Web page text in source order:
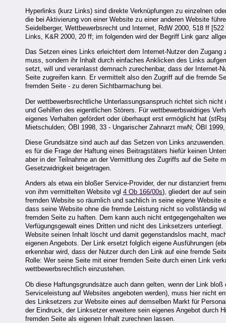
Hyperlinks (kurz Links) sind direkte Verknüpfungen zu einzelnen
die bei Aktivierung von einer Website zu einer anderen Website
Seidelberger, Wettbewerbsrecht und Internet, RdW 2000, 518 ff
Links, K&R 2000, 20 ff; im folgenden wird der Begriff Link ganz
Das Setzen eines Links erleichtert dem Internet-Nutzer den
muss, sondern ihr Inhalt durch einfaches Anklicken des Links
setzt, will und veranlasst demnach zurechenbar, dass der Internet-
Seite zugreifen kann. Er vermittelt also den Zugriff auf die fremde
fremden Seite - zu deren Sichtbarmachung bei.
Der wettbewerbsrechtliche Unterlassungsanspruch richtet sich
und Gehilfen des eigentlichen Störers. Für wettbewerbswidriges
eigenes Verhalten gefördert oder überhaupt erst ermöglicht hat
Mietschulden; ÖBl 1998, 33 - Ungarischer Zahnarzt mwN; ÖBl
Diese Grundsätze sind auch auf das Setzen von Links
es für die Frage der Haftung eines Beitragstäters hiefür keinen
aber in der Teilnahme an der Vermittlung des Zugriffs auf die Seite
Gesetzwidrigkeit beigetragen.
Anders als etwa ein bloßer Service-Provider, der nur distanziert
von ihm vermittelten Website vgl 4 Ob 166/00s), gliedert der auf
fremden Website so räumlich und sachlich in seine eigene
dass seine Website ohne die fremde Leistung nicht so vollständig
fremden Seite zu haften. Dem kann auch nicht entgegengehalten
Verfügungsgewalt eines Dritten und nicht des Linksetzers
Website seinen Inhalt löscht und damit gegenstandslos macht,
eigenen Angebots. Der Link ersetzt folglich eigene Ausführungen
erkennbar wird, dass der Nutzer durch den Link auf eine fremde
Rolle: Wer seine Seite mit einer fremden Seite durch einen Link
wettbewerbsrechtlich einzustehen.
Ob diese Haftungsgrundsätze auch dann gelten, wenn der Link
Serviceleistung auf Websites angeboten werden), muss hier nicht
des Linksetzers zur Website eines auf demselben Markt für
der Eindruck, der Linksetzer erweitere sein eigenes Angebot durch
fremden Seite als eigenen Inhalt zurechnen lassen.